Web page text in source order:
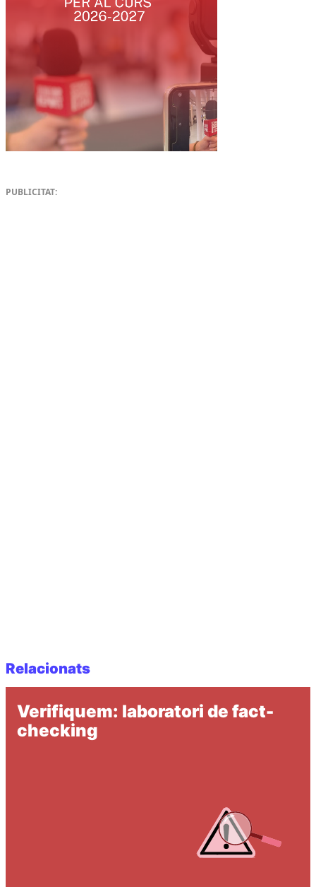
PUBLICITAT:
Relacionats
Verifiquem: laboratori de fact-
checking